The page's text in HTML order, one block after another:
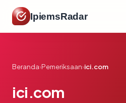
IpiemsRadar
Beranda›Pemeriksaan›ici.com
ici.com